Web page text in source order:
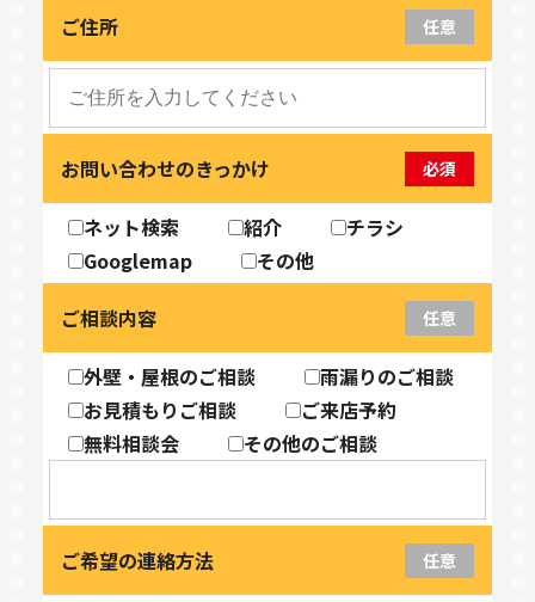
ご住所 任意
お問い合わせのきっかけ 必須
ネット検索 紹介
チラシ
Googlemap
その他
ご相談内容
任意
外壁・屋根のご相談
雨漏りのご相談
お見積もりご相談
ご来店予約
無料相談会
その他のご相談
ご希望の連絡方法 任意